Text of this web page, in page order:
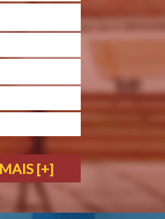
[+]